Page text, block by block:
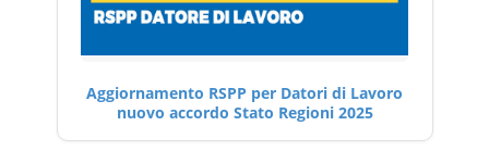
Aggiornamento RSPP per Datori di Lavoro
nuovo accordo Stato Regioni 2025